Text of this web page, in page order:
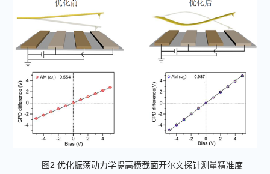
图2 优化振荡动力学提高横截面开尔文探针测量精准度